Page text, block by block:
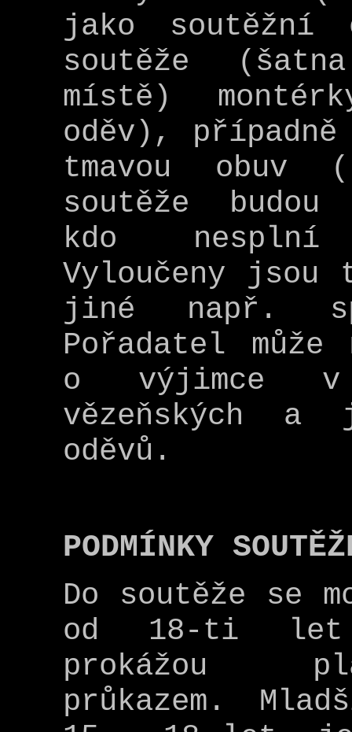
jako soutěžní
soutěže
místě)
oděv),
tmavou obuv
soutěže
kdo nesplní
Vyloučeny jsou
jiné např.
Pořadatel
o výjimce v
vězeňských a
oděvů.
PODMÍNKY
Do soutěže se
od 18-ti
prokážou
průkazem.